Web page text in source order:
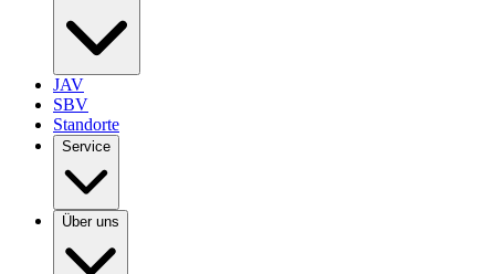
JAV
SBV
Standorte
Service
Über uns